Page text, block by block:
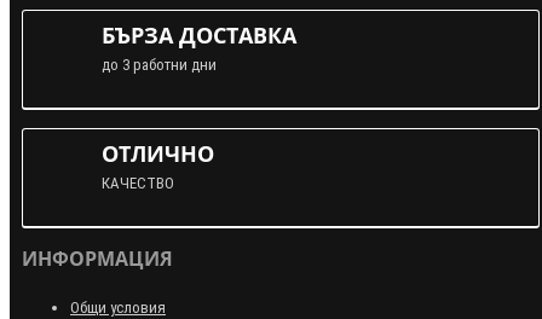
БЪРЗА ДОСТАВКА
до 3 работни дни
ОТЛИЧНО
КАЧЕСТВО
ИНФОРМАЦИЯ
Общи условия